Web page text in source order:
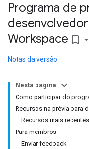
Programa de
Workspace bookmark_border
Notas da versão
Nesta página
Como participar do
Recursos na prévia para
Recursos mais recentes
Para membros
Enviar feedback